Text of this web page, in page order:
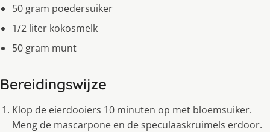
50 gram poedersuiker
1/2 liter kokosmelk
50 gram munt
Bereidingswijze
Klop de eierdooiers 10 minuten op met bloemsuiker.
Meng de mascarpone en de speculaaskruimels erdoor.